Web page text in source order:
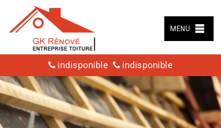
MENU
indisponible indisponible